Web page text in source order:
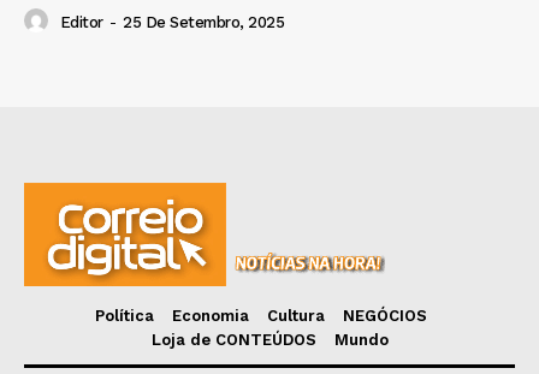
Editor - 25 De Setembro, 2025
Política Economia Cultura
NEGÓCIOS
Loja de CONTEÚDOS
Mundo